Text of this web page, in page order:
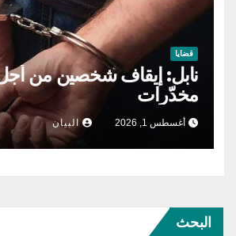
قضايا
نابل: إيقاف شخصين من
مخدّرات
أغسطس 1, 2026 البيان
البحث